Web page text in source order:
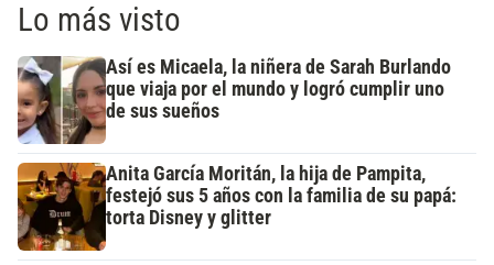
Lo más visto
Así es Micaela, la niñera de Sarah Burlando
que viaja por el mundo y logró cumplir uno
de sus sueños
Anita García Moritán, la hija de Pampita,
festejó sus 5 años con la familia de su papá:
torta Disney y glitter